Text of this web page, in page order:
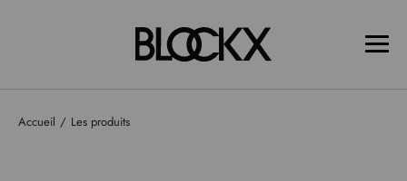
Accueil Les produits